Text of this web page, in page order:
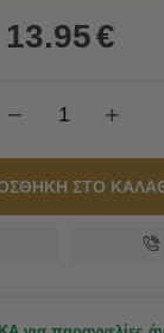
13.95€
+
−
ΣΤΟ